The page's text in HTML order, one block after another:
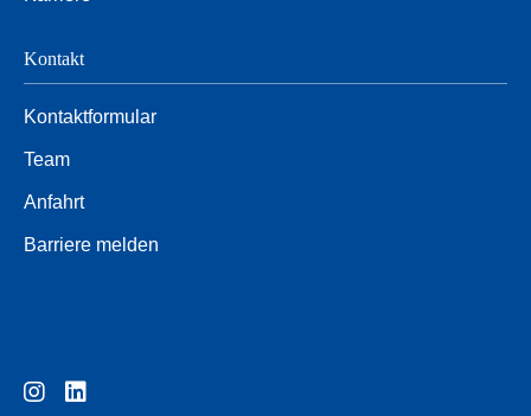
Kontakt
Kontaktformular
Team
Anfahrt
Barriere melden